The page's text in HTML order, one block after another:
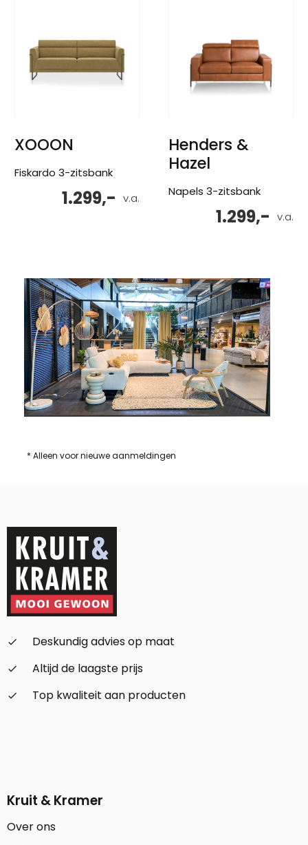
XOOON
Fiskardo 3-zitsbank
v.a.
1.299,-
Henders &
Hazel
Napels 3-zitsbank
v.a.
1.299,-
* Alleen voor nieuwe aanmeldingen
check_small
Deskundig advies op maat
check_small
Altijd de laagste prijs
check_small
Top kwaliteit aan producten
Kruit & Kramer
Over ons